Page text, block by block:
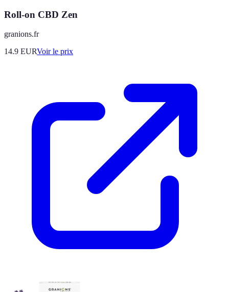
Roll-on CBD Zen
granions.fr
14.9 EURVoir le prix